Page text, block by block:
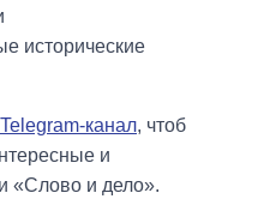
исторические
канал, чтоб
и
«Слово и дело».